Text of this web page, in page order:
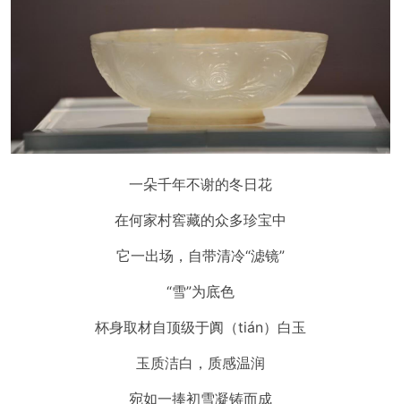
一朵千年不谢的冬日花
在何家村窖藏的众多珍宝中
它一出场，自带清冷“滤镜”
“雪”为底色
杯身取材自顶级于阗（tián）白玉
玉质洁白，质感温润
宛如一捧初雪凝铸而成